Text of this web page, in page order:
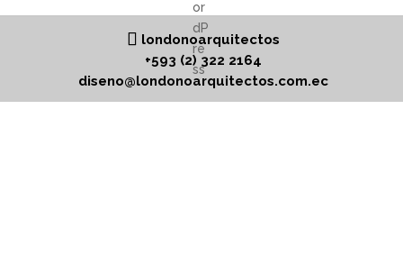
londonoarquitectos
+593 (2) 322 2164
diseno@londonoarquitectos.com.ec